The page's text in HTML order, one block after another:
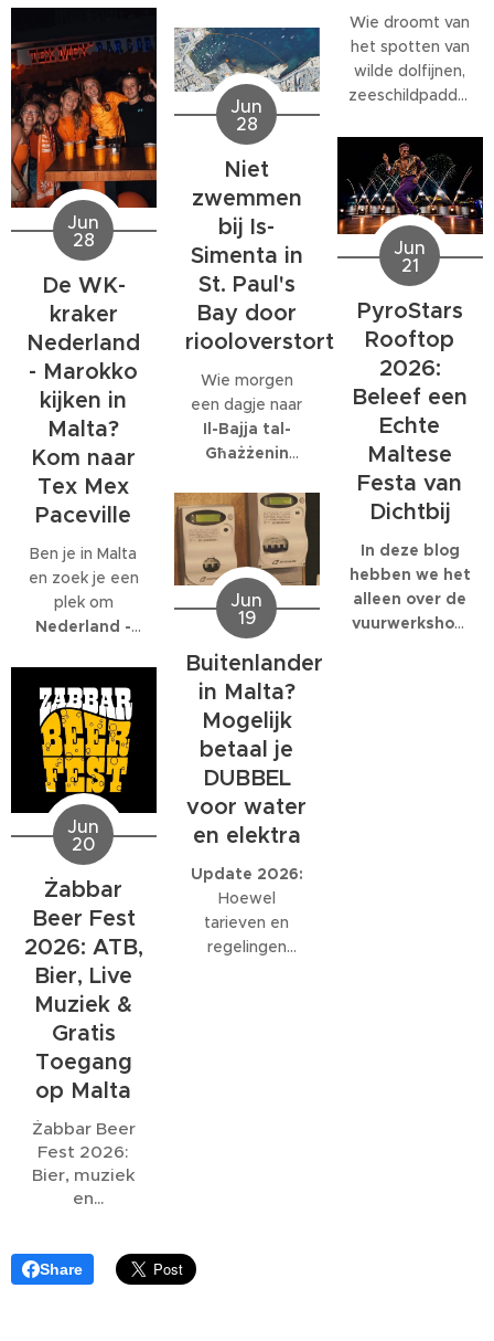
meer dan alleen
een baan. Veel
bedrijven
bieden
behoorlijk wat
extra's, van
teamuitjes en
interne
activiteiten tot
grote
personeelsfeesten.
En als je bij een
internationaal
bedrijf met
honderden
collega's werkt,
kunnen die
feesten
behoorlijk groot
worden.
noordwestenwinden
(W/NW)
verwacht.
Volgens het
Malta Red Cross
kan de wind
tijdelijk
toenemen tot
windkracht 6
met name op
donderdag 2
juli.
Wie droomt van
het spotten van
wilde dolfijnen,
zeeschildpadden
zeeleven
tijdens een
verblijf op Malta,
komt al snel tot
de ontdekking
dat daar
eigenlijk maar
één organisatie
volledig op is
gespecialiseerd:
EcoMarine
Malta .
Jun
28
De WK-
kraker
Nederland
- Marokko
kijken in
Malta?
Kom naar
Tex Mex
Paceville
Ben je in Malta
en zoek je een
plek om
Nederland -
je bijTex Mex
Pacevilleaan
het juiste adres.
Tex Mex is de
enige plek op
Malta waar de
volledige
wedstrijd wordt
uitgezonden,
ook al eindigt
deze ruim na de
normale
sluitingstijd.
Jun
28
Niet
zwemmen
bij Is-
Simenta in
St. Paul's
Bay door
riooloverstort
Wie morgen
een dagje naar
Il-Bajja tal-
Għażżenin
als Is-Simenta)
inSt. Paul's
Bay
wil gaan,
kan beter een
ander strand
kiezen. De
Environmental
Health
Directorate
heeft
zaterdagavond
waarschuwing
afgegeven om
niet in zee te
zwemmen
vanwege een
riooloverstort
Jun
21
PyroStars
Rooftop
2026:
Beleef een
Echte
Maltese
Festa van
Dichtbij
In deze blog
hebben we het
alleen over de
vuurwerkshow
Jun
20
Żabbar
Beer Fest
2026: ATB,
Bier, Live
Muziek &
Gratis
Toegang
op Malta
Żabbar Beer
Fest 2026:
Bier, muziek
en
bastions van
Malta
Jun
19
Buitenlander
in Malta?
Mogelijk
betaal je
DUBBEL
voor water
en elektra
Update 2026:
Hoewel
tarieven en
regelingen
Share